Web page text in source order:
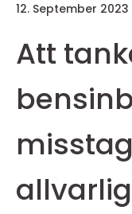
12. September 2023
Att